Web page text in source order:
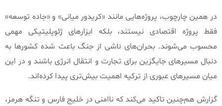
در همین چارچوب، پروژه‌هایی مانند «کریدور میانی» و«جاده توسعه»
فقط پروژه اقتصادی نیستند، بلکه ابزارهای ژئوپلیتیکی مهمی
محسوب می‌شوند.بحران‌های ناشی از جنگ باعث شده کشورها به
دنبال مسیرهای جایگزین برای تجارت و انتقال انرژی باشند و در این
میان مسیرهای عبوری از ترکیه اهمیت بیش‌تری پیدا کرده‌اند.
گزارش هم‌چنین تاکید می‌کند که ناامنی در خلیج فارس و تنگه هرمز،